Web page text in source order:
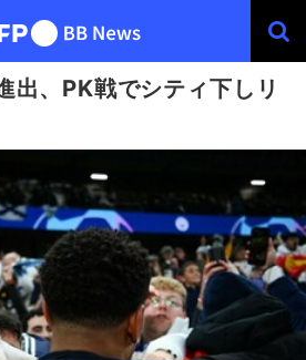
出、PK戦でシティ下しリ